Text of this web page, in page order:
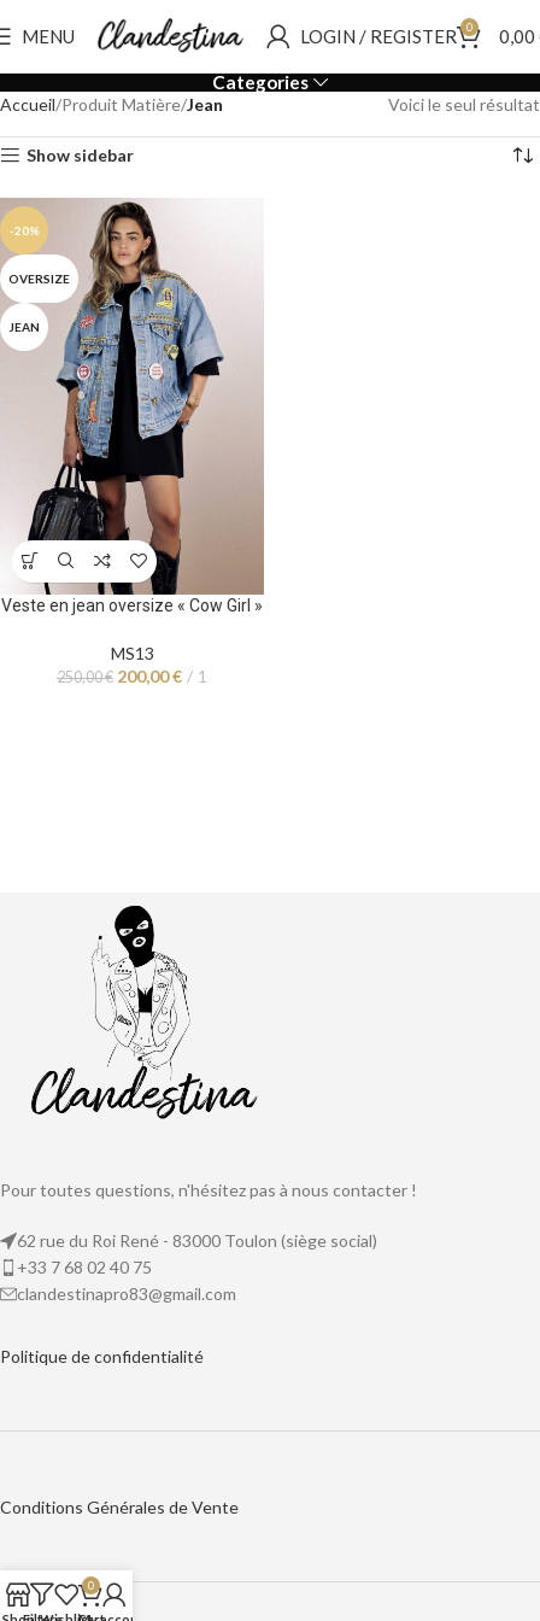
MENU LOGIN / REGISTER 0 0,00
Categories
Accueil Produit Matière Jean Voici le seul résultat
Show sidebar
-20%
OVERSIZE
JEAN
Veste en jean oversize « Cow Girl »
MS13
250,00€ 200,00€ 1
Pour toutes questions, n'hésitez pas à nous contacter !
62 rue du Roi René - 83000 Toulon (siège social)
+33 7 68 02 40 75
clandestinapro83@gmail.com
Politique deconfidentialité
Conditions Générales de Vente
0